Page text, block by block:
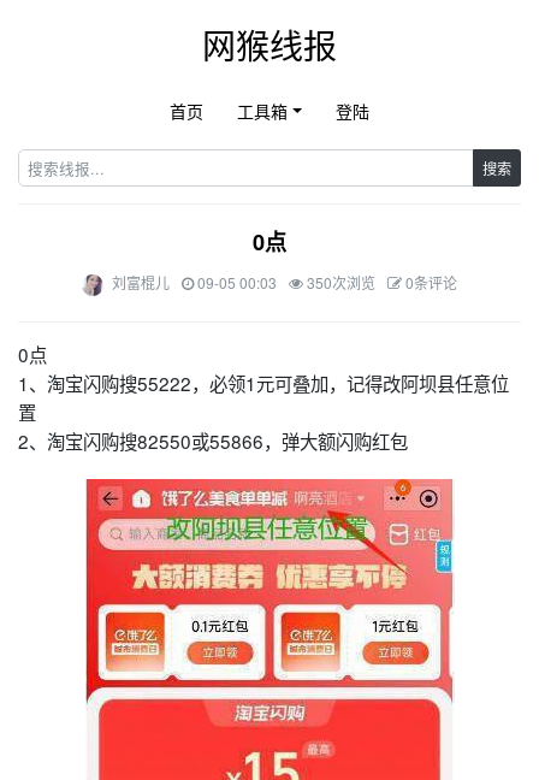
网猴线报
首页 工具箱 登陆
搜索
0点
刘富棍儿 09-05 00:03 350次浏览 0条评论
0点
1、淘宝闪购搜55222，必领1元可叠加，记得改阿坝县任意位
置
2、淘宝闪购搜82550或55866，弹大额闪购红包